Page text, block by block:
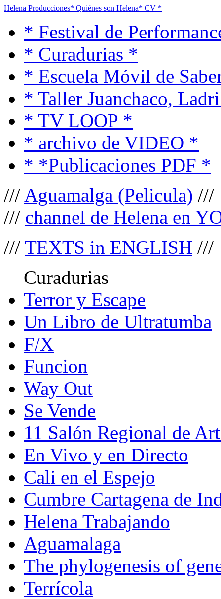
Helena Producciones* Quiénes son Helena* CV *
* Festival de
* Curadurias *
* Escuela Móvil de
* Taller Juanchaco,
* TV LOOP *
* archivo de VIDEO *
* *Publicaciones PDF *
/// Aguamalga (Pelicula) ///
/// channel de Helena en
/// TEXTS in ENGLISH ///
Curadurias
Terror y Escape
Un Libro de Ultratumba
F/X
Funcion
Way Out
Se Vende
11 Salón Regional de
En Vivo y en Directo
Cali en el Espejo
Cumbre Cartagena de
Helena Trabajando
Aguamalaga
The phylogenesis of
Terrícola